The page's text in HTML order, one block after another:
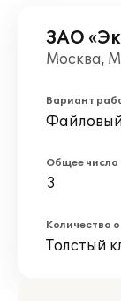
ЗАО
Москва,
Вариант
Файловый
Общее число
3
Количество
Толстый